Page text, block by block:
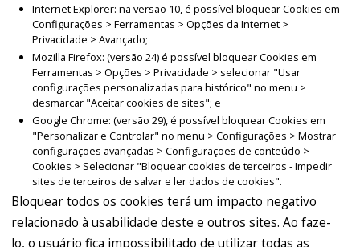
Internet Explorer: na versão 10, é possível bloquear Cookies em
Configurações > Ferramentas > Opções da Internet >
Privacidade > Avançado;
Mozilla Firefox: (versão 24) é possível bloquear Cookies em
Ferramentas > Opções > Privacidade > selecionar "Usar
configurações personalizadas para histórico" no menu >
desmarcar "Aceitar cookies de sites"; e
Google Chrome: (versão 29), é possível bloquear Cookies em
"Personalizar e Controlar" no menu > Configurações > Mostrar
configurações avançadas > Configurações de conteúdo >
Cookies > Selecionar "Bloquear cookies de terceiros - Impedir
sites de terceiros de salvar e ler dados de cookies".
Bloquear todos os cookies terá um impacto negativo
relacionado à usabilidade deste e outros sites. Ao faze-